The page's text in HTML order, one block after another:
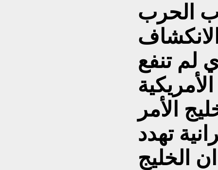
الحرب
لم تنفع
الأمر
تهدد
الخليج